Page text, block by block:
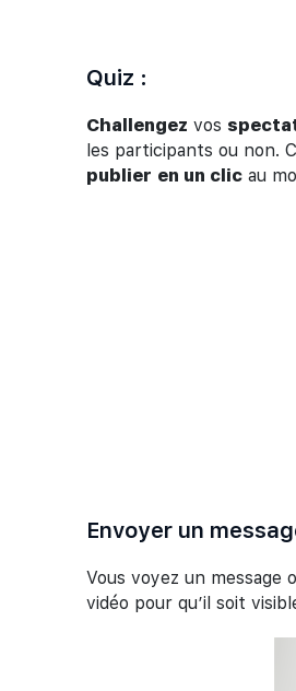
Quiz :
Challengez vos
les participants ou non.
publier en un clic au
Envoyer un
Vous voyez un
vidéo pour qu’il soit